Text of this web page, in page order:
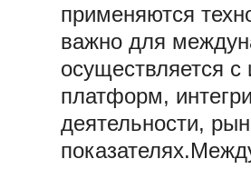
применяются
важно для
осуществляется
платформ,
деятельности,